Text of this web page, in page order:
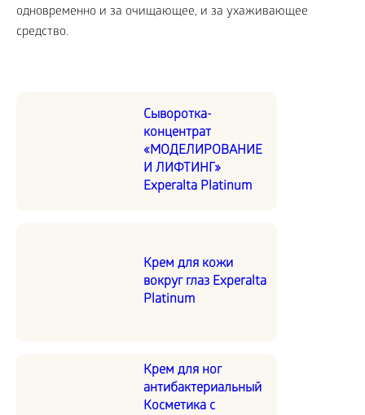
одновременно и за очищающее, и за ухаживающее
средство.
Сыворотка-
концентрат
«МОДЕЛИРОВАНИЕ
И ЛИФТИНГ»
Experalta Platinum
Крем для кожи
вокруг глаз Experalta
Platinum
Крем для ног
антибактериальный
Косметика с